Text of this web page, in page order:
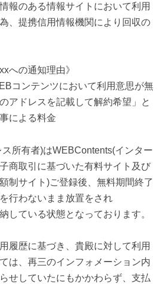
報のある情報サイトにおいて利用
、提携信用情報機関により回収の
への通知理由》
コンテンツにおいて利用意思が無
アドレスを記載して解約希望」と
による料金
所有者)はWEBContents(インター
商取引に基づいた有料サイト及び
制サイト)ご登録後、無料期間終了
行わないまま放置をされ
している状態となっております。
履歴に基づき、貴殿に対して利用
は、再三のインフォメーション内
せしていたにもかかわらず、支払